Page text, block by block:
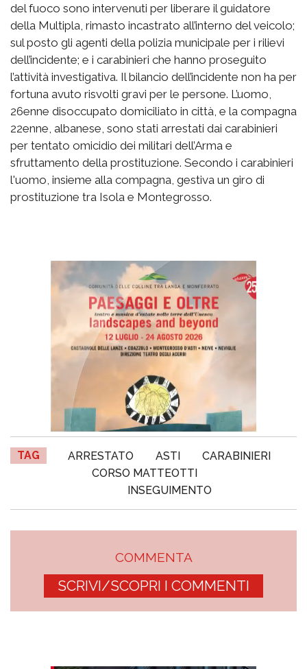
del fuoco sono intervenuti per liberare il guidatore
della Multipla, rimasto incastrato all’interno del veicolo;
sul posto gli agenti della polizia municipale per i rilievi
dell’incidente; e i carabinieri che hanno proseguito
l’attività investigativa. Il bilancio dell’incidente non ha per
fortuna avuto risvolti gravi per le persone. L’uomo,
26enne disoccupato domiciliato in città, e la compagna
22enne, albanese, sono stati arrestati dai carabinieri
per tentato omicidio dei militari dell’Arma e
sfruttamento della prostituzione. Secondo i carabinieri
l'uomo, insieme alla compagna, gestiva un giro di
prostituzione tra Isola e Montegrosso.
TAG ARRESTATO ASTI
CARABINIERI
CORSO MATTEOTTI
INSEGUIMENTO
COMMENTA
SCRIVI/SCOPRI I COMMENTI